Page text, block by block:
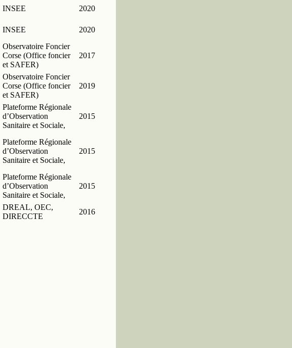
INSEE
2020
INSEE
2020
Observatoire Foncier
Corse (Office foncier
et SAFER)
2017
Observatoire Foncier
Corse (Office foncier
et SAFER)
2019
Plateforme Régionale
d’Observation
Sanitaire et Sociale,
2015
Plateforme Régionale
d’Observation
Sanitaire et Sociale,
2015
Plateforme Régionale
d’Observation
Sanitaire et Sociale,
2015
DREAL, OEC,
DIRECCTE
2016